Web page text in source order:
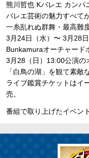
熊川哲也 Kバレエ カンパ
バレエ芸術の魅力すべて
一糸乱れぬ群舞・最高難
3月24日（水）〜 3月28日
Bunkamuraオーチャード
3月28（日）13:00公演の
「白鳥の湖」を観て素敵
ライブ鑑賞チケットはイ
売。
番組で取り上げたイベン